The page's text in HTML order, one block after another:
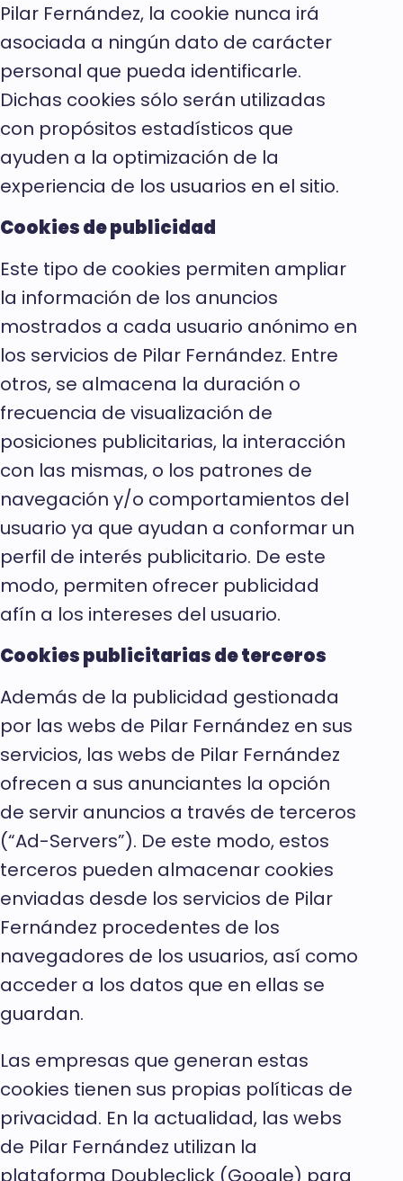
Pilar Fernández, la cookie nunca irá
asociada a ningún dato de carácter
personal que pueda identificarle.
Dichas cookies sólo serán utilizadas
con propósitos estadísticos que
ayuden a la optimización de la
experiencia de los usuarios en el sitio.
Cookies de publicidad
Este tipo de cookies permiten ampliar
la información de los anuncios
mostrados a cada usuario anónimo en
los servicios de Pilar Fernández. Entre
otros, se almacena la duración o
frecuencia de visualización de
posiciones publicitarias, la interacción
con las mismas, o los patrones de
navegación y/o comportamientos del
usuario ya que ayudan a conformar un
perfil de interés publicitario. De este
modo, permiten ofrecer publicidad
afín a los intereses del usuario.
Cookies publicitarias de terceros
Además de la publicidad gestionada
por las webs de Pilar Fernández en sus
servicios, las webs de Pilar Fernández
ofrecen a sus anunciantes la opción
de servir anuncios a través de terceros
(“Ad-Servers”). De este modo, estos
terceros pueden almacenar cookies
enviadas desde los servicios de Pilar
Fernández procedentes de los
navegadores de los usuarios, así como
acceder a los datos que en ellas se
guardan.
Las empresas que generan estas
cookies tienen sus propias políticas de
privacidad. En la actualidad, las webs
de Pilar Fernández utilizan la
plataforma Doubleclick (Google) para